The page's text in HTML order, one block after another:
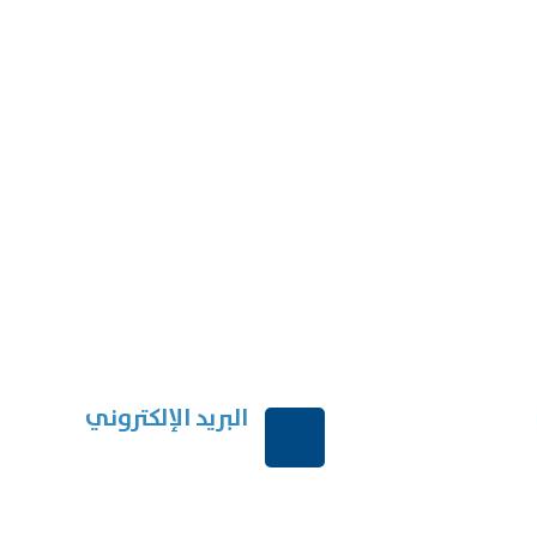
البريد الإلكتروني